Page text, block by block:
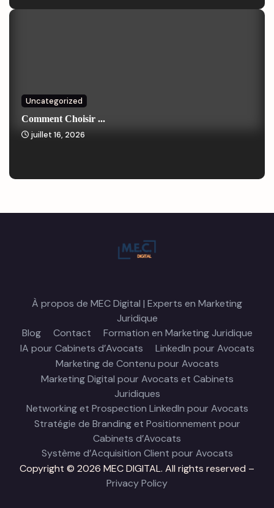
Uncategorized
Comment Choisir ...
juillet 16, 2026
À propos de MEC Digital | Experts en Marketing
Juridique
Blog
Contact
Formation en Marketing Juridique
IA pour Cabinets d’Avocats
LinkedIn pour Avocats
Marketing de Contenu pour Avocats
Marketing Digital pour Avocats et Cabinets
Juridiques
Networking et Prospection LinkedIn pour Avocats
Stratégie de Branding et Positionnement pour
Cabinets d’Avocats
Système d’Acquisition Client pour Avocats
Copyright © 2026 MEC DIGITAL. All rights reserved –
Privacy Policy